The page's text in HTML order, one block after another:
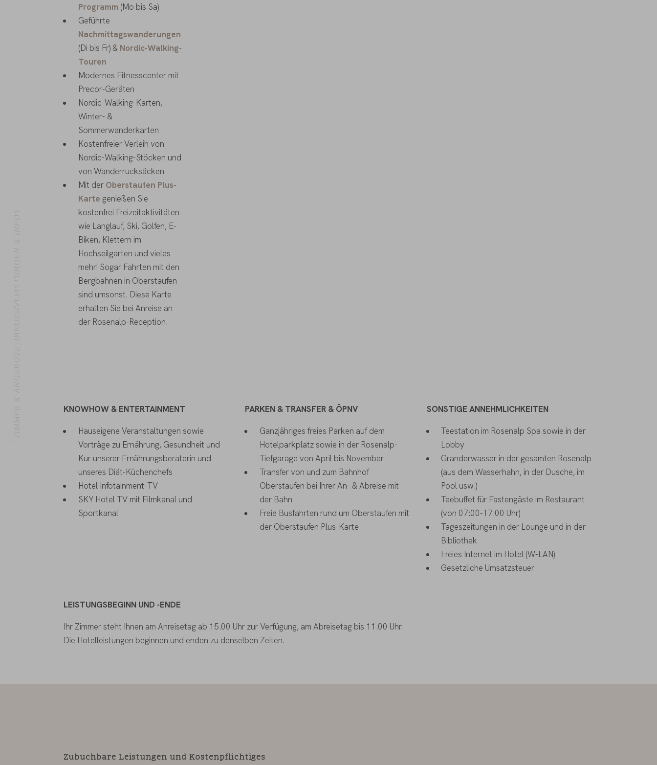
HOMEZIMMER & ANGEBOTE
INKLUSIVLEISTUNGEN & INFOS
Programm (Mo bis Sa)
Geführte
Nachmittagswanderungen
(Di bis Fr) & Nordic-Walking-
Touren
Modernes Fitnesscenter mit
Precor-Geräten
Nordic-Walking-Karten,
Winter- &
Sommerwanderkarten
Kostenfreier Verleih von
Nordic-Walking-Stöcken und
von Wanderrucksäcken
Mit der Oberstaufen Plus-
Karte genießen Sie
kostenfrei Freizeitaktivitäten
wie Langlauf, Ski, Golfen, E-
Biken, Klettern im
Hochseilgarten und vieles
mehr! Sogar Fahrten mit den
Bergbahnen in Oberstaufen
sind umsonst. Diese Karte
erhalten Sie bei Anreise an
der Rosenalp-Reception.
KNOWHOW & ENTERTAINMENT
Hauseigene Veranstaltungen sowie
Vorträge zu Ernährung, Gesundheit und
Kur unserer Ernährungsberaterin und
unseres Diät-Küchenchefs
Hotel Infotainment-TV
SKY Hotel TV mit Filmkanal und
Sportkanal
PARKEN & TRANSFER & ÖPNV
Ganzjähriges freies Parken auf dem
Hotelparkplatz sowie in der Rosenalp-
Tiefgarage von April bis November
Transfer von und zum Bahnhof
Oberstaufen bei Ihrer An- & Abreise mit
der Bahn
Freie Busfahrten rund um Oberstaufen mit
der Oberstaufen Plus-Karte
SONSTIGE ANNEHMLICHKEITEN
Teestation im Rosenalp Spa sowie in der
Lobby
Granderwasser in der gesamten Rosenalp
(aus dem Wasserhahn, in der Dusche, im
Pool usw.)
Teebuffet für Fastengäste im Restaurant
(von 07:00-17:00 Uhr)
Tageszeitungen in der Lounge und in der
Bibliothek
Freies Internet im Hotel (W-LAN)
Gesetzliche Umsatzsteuer
LEISTUNGSBEGINN UND -ENDE
Ihr Zimmer steht Ihnen am Anreisetag ab 15.00 Uhr zur Verfügung, am Abreisetag bis 11.00 Uhr.
Die Hotelleistungen beginnen und enden zu denselben Zeiten.
Zubuchbare Leistungen und Kostenpflichtiges